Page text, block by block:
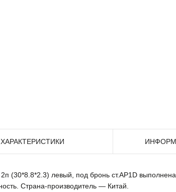
ХАРАКТЕРИСТИКИ
(30*8.8*2.3) левый, под бронь ст.AP1D
Страна-производитель — Китай.